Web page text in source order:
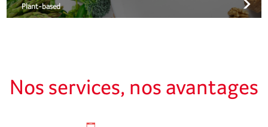
Plant-based
Nos services, nos avantages